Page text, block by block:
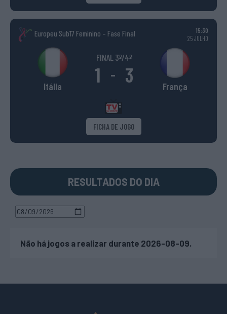
Europeu Sub17 Feminino – Fase Final
15:30
25 JULHO
Itália
FINAL 3º/4º
1 - 3 França
FICHA DE JOGO
RESULTADOS DO DIA
Não há jogos a realizar durante 2026-08-09.